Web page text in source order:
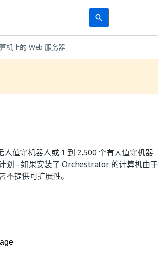
search
Search
机上的 Web 服务器
值守机器人或 1 到 2,500 个有人值守机器
划 - 如果安装了 Orchestrator 的计算机由于
提供可扩展性。